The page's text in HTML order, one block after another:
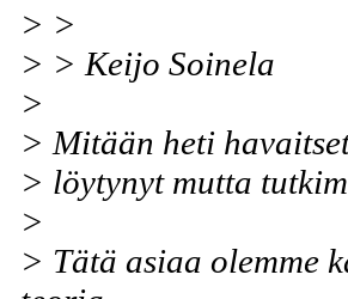
> >
> > Keijo Soinela
>
> Mitään heti
> löytynyt mutta
>
> Tätä asiaa olemme